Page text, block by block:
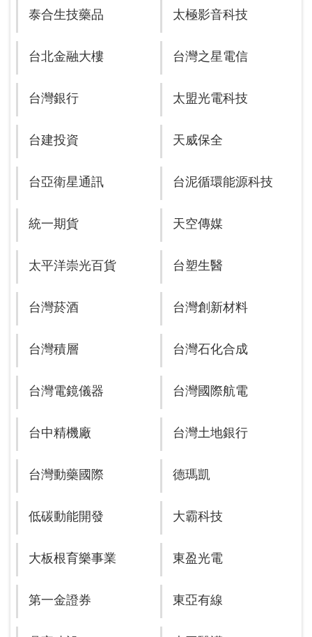
泰合生技藥品 太極影音科技
台北金融大樓 台灣之星電信
台灣銀行 太盟光電科技
台建投資 天威保全
台亞衛星通訊 台泥循環能源科技
統一期貨 天空傳媒
太平洋崇光百貨 台塑生醫
台灣菸酒 台灣創新材料
台灣積層 台灣石化合成
台灣電鏡儀器 台灣國際航電
台中精機廠 台灣土地銀行
台灣動藥國際 德瑪凱
低碳動能開發 大霸科技
大板根育樂事業 東盈光電
第一金證券 東亞有線